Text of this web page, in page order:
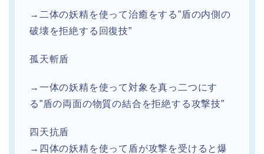
→二体の妖精を使って治癒をする”盾の内側の
破壊を拒絶する回復技”
孤天斬盾
→一体の妖精を使って対象を真っ二つにす
る”盾の両面の物質の結合を拒絶する攻撃技”
四天抗盾
→四体の妖精を使って盾が攻撃を受けると爆